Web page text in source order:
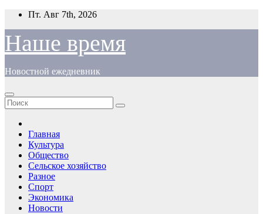
Перейти
содержимому
Пт. Авг 7th, 2026
Наше время
Новостной ежедневник
Главная
Культура
Общество
Сельское хозяйство
Разное
Спорт
Экономика
Новости